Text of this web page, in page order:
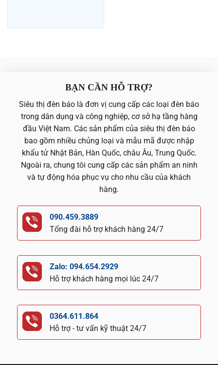
BẠN CẦN HỖ TRỢ?
Siêu thị đèn báo là đơn vị cung cấp các loại đèn báo
trong dân dụng và công nghiệp, cơ sở hạ tầng hàng
đầu Việt Nam. Các sản phẩm của siêu thị đèn báo
bao gồm nhiều chủng loại và mẫu mã được nhập
khẩu tử Nhật Bản, Hàn Quốc, châu Âu, Trung Quốc.
Ngoài ra, chung tôi cung cấp các sản phẩm an ninh
và tự động hóa phục vụ cho nhu cầu của khách
hàng.
090.459.3889
Tổng đài hỗ trợ khách hàng 24/7
Zalo: 094.654.2929
Hỗ trợ khách hàng mọi lúc 24/7
0364.611.864
Hỗ trợ - tư vấn kỹ thuật 24/7